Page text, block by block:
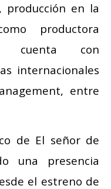
producción en la
productora
cuenta con
internacionales
entre
de El señor de
una presencia
el estreno de